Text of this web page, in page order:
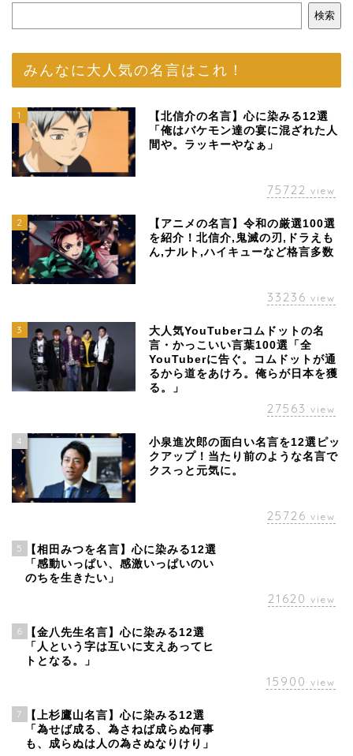
検索
みんなに大人気の名言はこれ！
1
【北信介の名言】心に染みる12選
「俺はバケモン達の宴に混ざれた人
間や。ラッキーやなぁ」
75722 view
2
【アニメの名言】令和の厳選100選
を紹介！北信介,鬼滅の刃,ドラえも
ん,ナルト,ハイキューなど格言多数
33236 view
3
大人気YouTuberコムドットの名
言・かっこいい言葉100選「全
YouTuberに告ぐ。コムドットが通
るから道をあけろ。俺らが日本を獲
る。」
27563 view
4
小泉進次郎の面白い名言を12選ピッ
クアップ！当たり前のような名言で
クスっと元気に。
25726 view
5
【相田みつを名言】心に染みる12選
「感動いっぱい、感激いっぱいのい
のちを生きたい」
21620 view
6
【金八先生名言】心に染みる12選
「人という字は互いに支えあってヒ
トとなる。」
15900 view
7
【上杉鷹山名言】心に染みる12選
「為せば成る、為さねば成らぬ何事
も、成らぬは人の為さぬなりけり」